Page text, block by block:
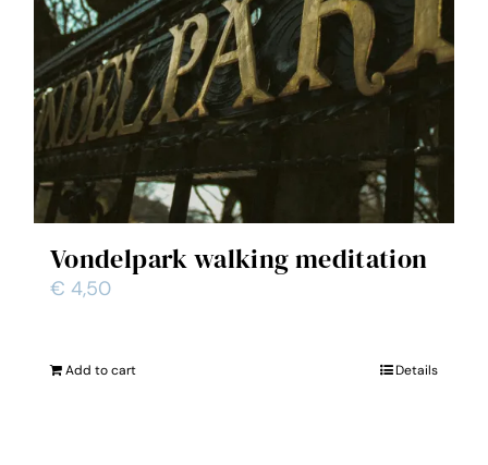
Vondelpark walking meditation
€ 4,50
Add to cart Details